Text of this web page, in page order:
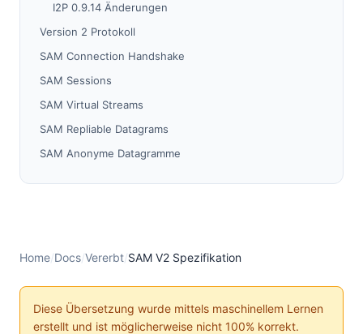
I2P 0.9.14 Änderungen
Version 2 Protokoll
SAM Connection Handshake
SAM Sessions
SAM Virtual Streams
SAM Repliable Datagrams
SAM Anonyme Datagramme
Base 64 Hinweise
Home/Docs/Vererbt/SAM V2 Spezifikation
Diese Übersetzung wurde mittels maschinellem Lernen
erstellt und ist möglicherweise nicht 100% korrekt.